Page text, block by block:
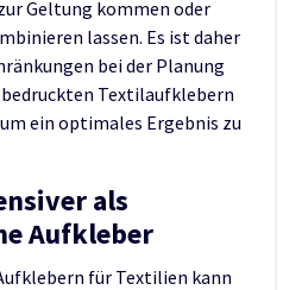
Geltung kommen oder
lassen. Es ist daher
bei der Planung
Textilaufklebern
ein optimales Ergebnis zu
als
Aufkleber
für Textilien kann